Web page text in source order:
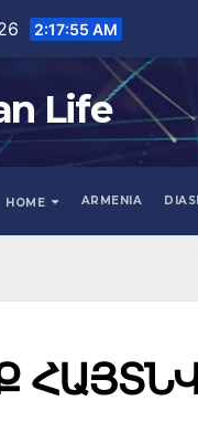
2:17:57 AM
Life
HOME ARMENIA